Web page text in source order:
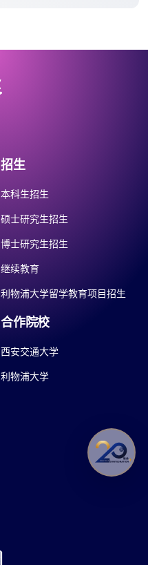
招生
本科生招生
硕士研究生招生
博士研究生招生
继续教育
利物浦大学留学教育项目招生
合作院校
西安交通大学
利物浦大学